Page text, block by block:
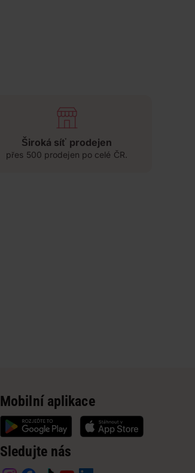
Široká síť prodejen
přes 500 prodejen po celé ČR.
Mobilní aplikace
Sledujte nás